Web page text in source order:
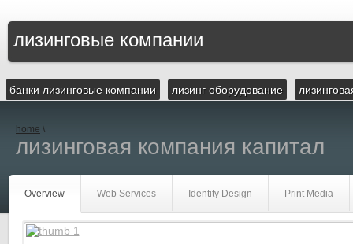
лизинговые компании
банки лизинговые компании лизинг оборудование
home \
лизинговая компания капитал
Overview Web Services Identity Design Print Media